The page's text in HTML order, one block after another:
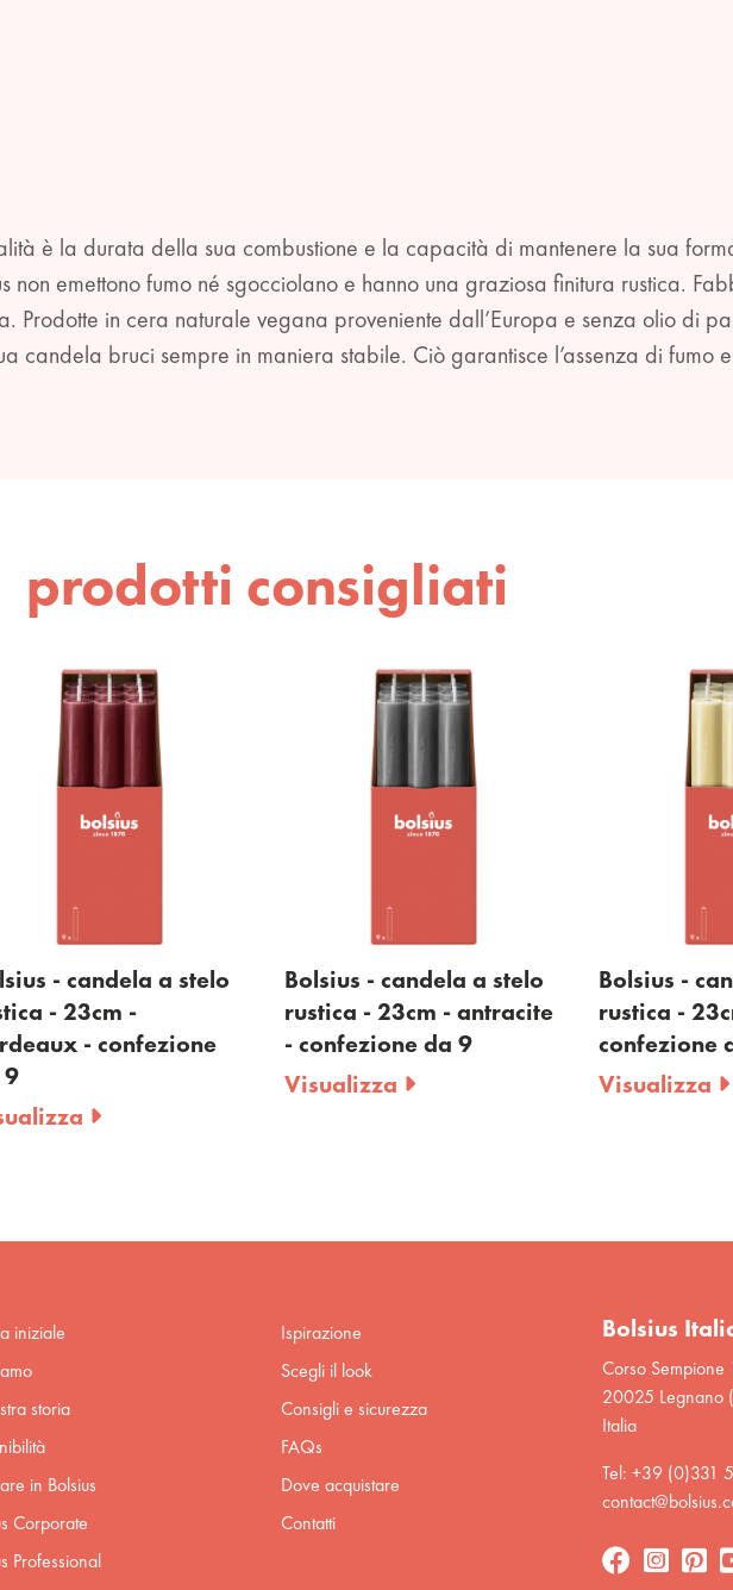
è la durata della sua combustione e la capacità di mantenere la sua
non emettono fumo né sgocciolano e hanno una graziosa finitura rustica.
Prodotte in cera naturale vegana proveniente dall’Europa e senza olio di
candela bruci sempre in maniera stabile. Ciò garantisce l’assenza di fumo
prodotti consigliati
Bolsius - candela a stelo
rustica - 23cm - antracite
- confezione da 9
Bolsius - candela a stelo
rustica - 23cm - beige -
confezione da 9
Visualizza
iniziale
storia
in Bolsius
Corporate
Professional
Ispirazione
Scegli il look
Consigli e sicurezza
FAQs
Dove acquistare
Contatti
Bolsius
Corso Sempione
20025 Legnano
Italia
Tel: +39 (0)331